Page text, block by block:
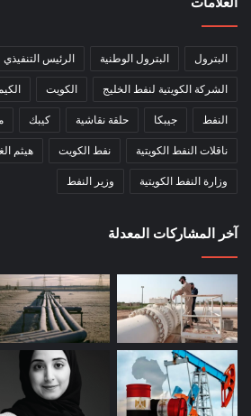
البترول البترول الوطنية الرئيس
الشركة الكويتية لنفط الخليج الكويت
النفط جيبكا حلقة نقاشية كيبك
ناقلات النفط الكويتية نفط الكويت هيثم
وزارة النفط الكويتية وزير النفط
آخر المشاركات المعدلة